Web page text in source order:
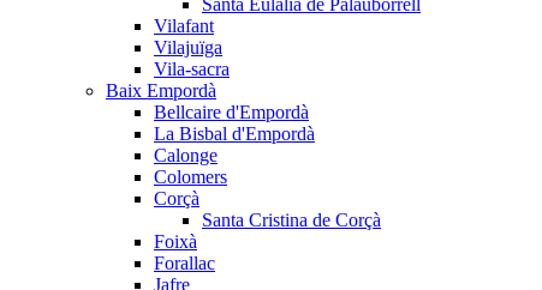
Santa Eulàlia de Palauborrell
Vilafant
Vilajuïga
Vila-sacra
Baix Empordà
Bellcaire d'Empordà
La Bisbal d'Empordà
Calonge
Colomers
Corçà
Santa Cristina de Corçà
Foixà
Forallac
Jafre